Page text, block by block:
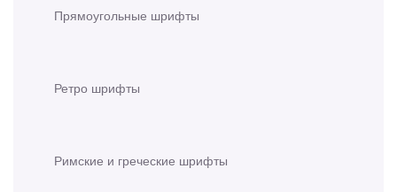
Прямоугольные шрифты
Ретро шрифты
Римские и греческие шрифты